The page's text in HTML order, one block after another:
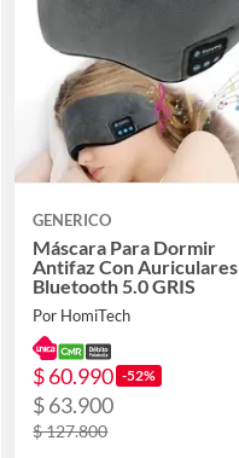
GENERICO
Máscara Para Dormir
Antifaz Con Auriculares
Bluetooth 5.0 GRIS
Por HomiTech
$ 60.990 -52%
$ 63.900
$ 127.800